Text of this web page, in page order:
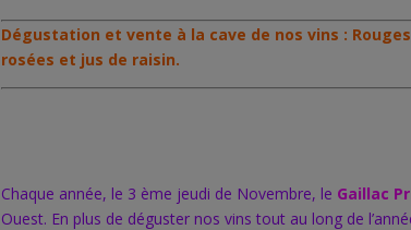
Dégustation et vente à la cave de nos vins :
rosées et jus de raisin.
Chaque année, le 3 ème jeudi de Novembre, le Gaillac
Ouest. En plus de déguster nos vins tout au long de